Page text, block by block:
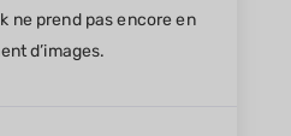
ne prend pas encore en
d’images.